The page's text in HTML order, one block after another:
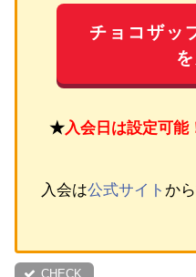
チョコザッ
★入会日は設定可能
入会は公式サイト か